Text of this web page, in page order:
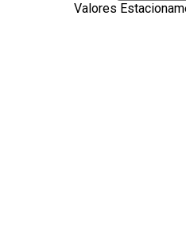
Valores